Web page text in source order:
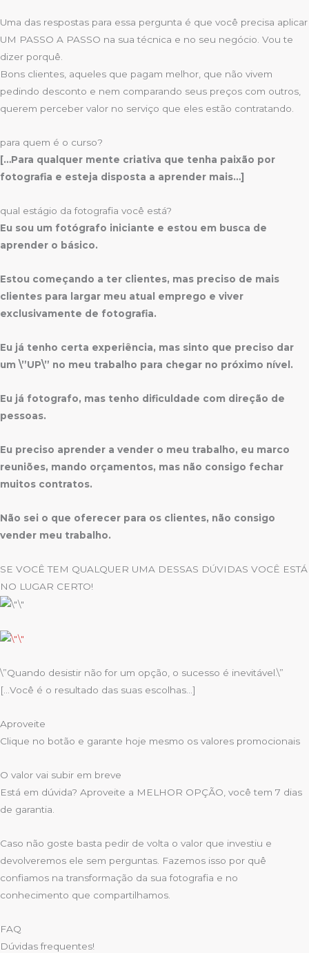
Uma das respostas para essa pergunta é que você precisa aplicar
UM PASSO A PASSO na sua técnica e no seu negócio. Vou te
dizer porquê.
Bons clientes, aqueles que pagam melhor, que não vivem
pedindo desconto e nem comparando seus preços com outros,
querem perceber valor no serviço que eles estão contratando.
para quem é o curso?
[…Para qualquer mente criativa que tenha paixão por
fotografia e esteja disposta a aprender mais…]
qual estágio da fotografia você está?
Eu sou um fotógrafo iniciante e estou em busca de
aprender o básico.
Estou começando a ter clientes, mas preciso de mais
clientes para largar meu atual emprego e viver
exclusivamente de fotografia.
Eu já tenho certa experiência, mas sinto que preciso dar
um \”UP\” no meu trabalho para chegar no próximo nível.
Eu já fotografo, mas tenho dificuldade com direção de
pessoas.
Eu preciso aprender a vender o meu trabalho, eu marco
reuniões, mando orçamentos, mas não consigo fechar
muitos contratos.
Não sei o que oferecer para os clientes, não consigo
vender meu trabalho.
SE VOCÊ TEM QUALQUER UMA DESSAS DÚVIDAS VOCÊ ESTÁ
NO LUGAR CERTO!
\”Quando desistir não for um opção, o sucesso é inevitável.\”
[…Você é o resultado das suas escolhas…]
Aproveite
Clique no botão e garante hoje mesmo os valores promocionais
O valor vai subir em breve
Está em dúvida? Aproveite a MELHOR OPÇÃO, você tem 7 dias
de garantia.
Caso não goste basta pedir de volta o valor que investiu e
devolveremos ele sem perguntas. Fazemos isso por quê
confiamos na transformação da sua fotografia e no
conhecimento que compartilhamos.
FAQ
Dúvidas frequentes!